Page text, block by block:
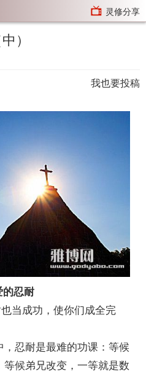
灵修分享
）
我也要投稿
的忍耐
当成功，使你们成全完
忍耐是最难的功课：等候
候弟兄改变，一等就是数